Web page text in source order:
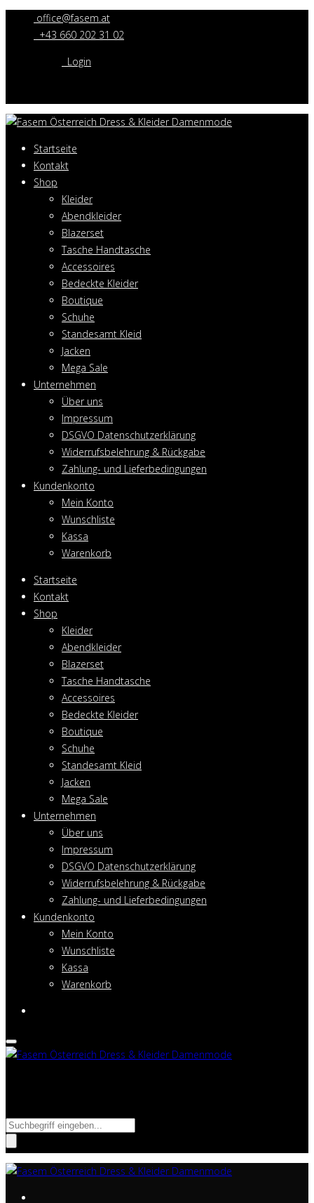
office@fasem.at
+43 660 202 31 02
Login
Startseite
Kontakt
Shop
Kleider
Abendkleider
Blazerset
Tasche Handtasche
Accessoires
Bedeckte Kleider
Boutique
Schuhe
Standesamt Kleid
Jacken
Mega Sale
Unternehmen
Über uns
Impressum
DSGVO Datenschutzerklärung
Widerrufsbelehrung & Rückgabe
Zahlung- und Lieferbedingungen
Kundenkonto
Mein Konto
Wunschliste
Kassa
Warenkorb
Startseite
Kontakt
Shop
Kleider
Abendkleider
Blazerset
Tasche Handtasche
Accessoires
Bedeckte Kleider
Boutique
Schuhe
Standesamt Kleid
Jacken
Mega Sale
Unternehmen
Über uns
Impressum
DSGVO Datenschutzerklärung
Widerrufsbelehrung & Rückgabe
Zahlung- und Lieferbedingungen
Kundenkonto
Mein Konto
Wunschliste
Kassa
Warenkorb